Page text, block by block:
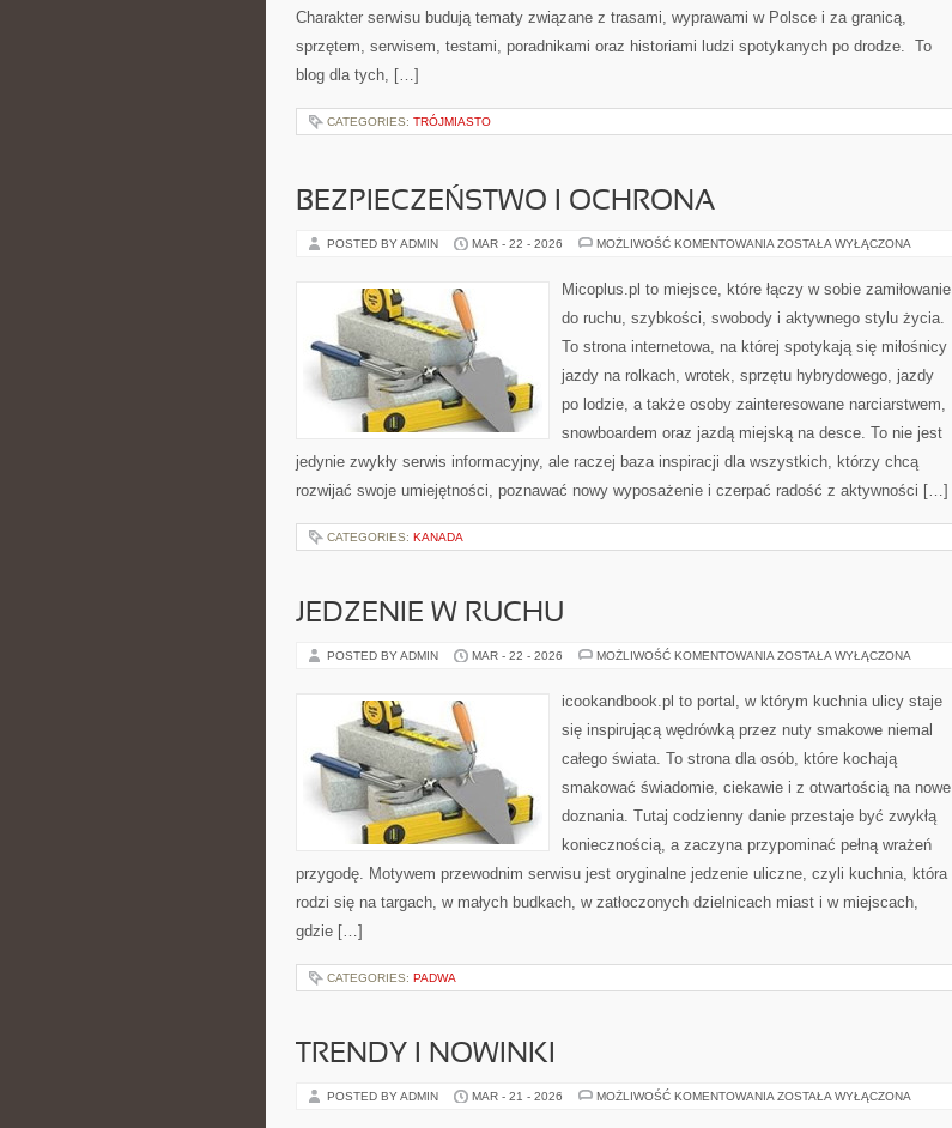
Charakter serwisu budują tematy związane z trasami, wyprawami w Polsce i za granicą,
sprzętem, serwisem, testami, poradnikami oraz historiami ludzi spotykanych po drodze. To
blog dla tych, […]
CATEGORIES: TRÓJMIASTO
BEZPIECZEŃSTWO I OCHRONA
POSTED BY ADMIN MAR - 22 - 2026 MOŻLIWOŚĆ KOMENTOWANIA BEZPIECZEŃSTWO
ZOSTAŁA WYŁĄCZONA
Micoplus.pl to miejsce, które łączy w sobie zamiłowanie
do ruchu, szybkości, swobody i aktywnego stylu życia.
To strona internetowa, na której spotykają się miłośnicy
jazdy na rolkach, wrotek, sprzętu hybrydowego, jazdy
po lodzie, a także osoby zainteresowane narciarstwem,
snowboardem oraz jazdą miejską na desce. To nie jest
jedynie zwykły serwis informacyjny, ale raczej baza inspiracji dla wszystkich, którzy chcą
rozwijać swoje umiejętności, poznawać nowy wyposażenie i czerpać radość z aktywności […]
CATEGORIES: KANADA
JEDZENIE W RUCHU
POSTED BY ADMIN MAR - 22 - 2026 MOŻLIWOŚĆ KOMENTOWANIA JEDZENIE
ZOSTAŁA WYŁĄCZONA
icookandbook.pl to portal, w którym kuchnia ulicy staje
się inspirującą wędrówką przez nuty smakowe niemal
całego świata. To strona dla osób, które kochają
smakować świadomie, ciekawie i z otwartością na nowe
doznania. Tutaj codzienny danie przestaje być zwykłą
koniecznością, a zaczyna przypominać pełną wrażeń
przygodę. Motywem przewodnim serwisu jest oryginalne jedzenie uliczne, czyli kuchnia, która
rodzi się na targach, w małych budkach, w zatłoczonych dzielnicach miast i w miejscach,
gdzie […]
CATEGORIES: PADWA
TRENDY I NOWINKI
POSTED BY ADMIN MAR - 21 - 2026 MOŻLIWOŚĆ KOMENTOWANIA TRENDY
ZOSTAŁA WYŁĄCZONA